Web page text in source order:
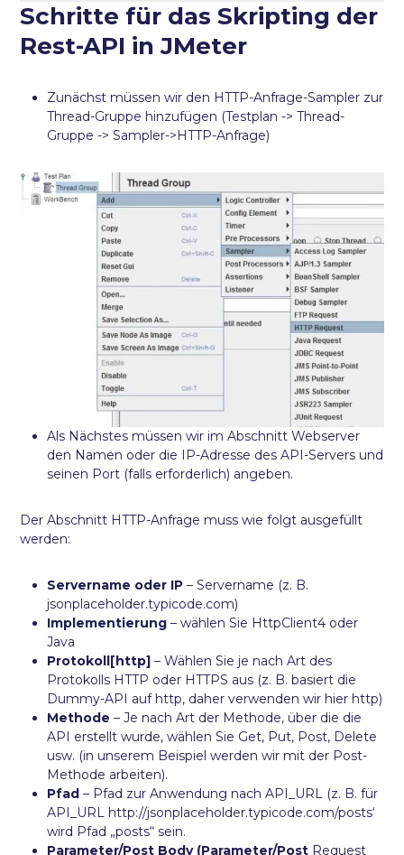
Schritte für das Skripting der
Rest-API in JMeter
Zunächst müssen wir den HTTP-Anfrage-Sampler zur
Thread-Gruppe hinzufügen (Testplan -> Thread-
Gruppe -> Sampler->HTTP-Anfrage)
Als Nächstes müssen wir im Abschnitt Webserver
den Namen oder die IP-Adresse des API-Servers und
seinen Port (falls erforderlich) angeben.
Der Abschnitt HTTP-Anfrage muss wie folgt ausgefüllt
werden:
Servername oder IP – Servername (z. B.
jsonplaceholder.typicode.com)
Implementierung – wählen Sie HttpClient4 oder
Java
Protokoll[http] – Wählen Sie je nach Art des
Protokolls HTTP oder HTTPS aus (z. B. basiert die
Dummy-API auf http, daher verwenden wir hier http)
Methode – Je nach Art der Methode, über die die
API erstellt wurde, wählen Sie Get, Put, Post, Delete
usw. (in unserem Beispiel werden wir mit der Post-
Methode arbeiten).
Pfad – Pfad zur Anwendung nach API_URL (z. B. für
API_URL http://jsonplaceholder.typicode.com/posts‘
wird Pfad „posts“ sein.
Parameter/Post Body (Parameter/Post Request